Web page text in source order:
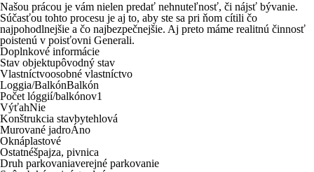
Našou prácou je vám nielen predať nehnuteľnosť, či nájsť bývanie.
Súčasťou tohto procesu je aj to, aby ste sa pri ňom cítili čo
najpohodlnejšie a čo najbezpečnejšie. Aj preto máme realitnú činnosť
poistenú v poisťovni Generali.
Doplnkové informácie
Stav objektupôvodný stav
Vlastníctvoosobné vlastníctvo
Loggia/BalkónBalkón
Počet lóggií/balkónov1
VýťahNie
Konštrukcia stavbytehlová
Murované jadroÁno
Oknáplastové
Ostatnéšpajza, pivnica
Druh parkovaniaverejné parkovanie